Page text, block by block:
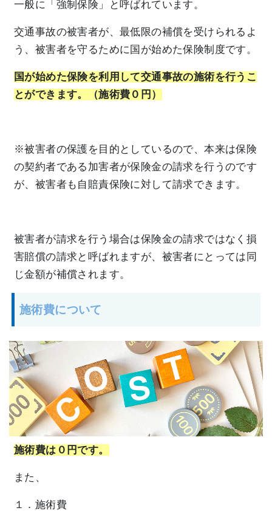
一般に「強制保険」と呼ばれています。
交通事故の被害者が、最低限の補償を受けられるよ
う、被害者を守るために国が始めた保険制度です。
国が始めた保険を利用して交通事故の施術を行うこ
とができます。（施術費０円）
※被害者の保護を目的としているので、本来は保険
の契約者である加害者が保険金の請求を行うのです
が、被害者も自賠責保険に対して請求できます。
被害者が請求を行う場合は保険金の請求ではなく損
害賠償の請求と呼ばれますが、被害者にとっては同
じ金額が補償されます。
施術費について
施術費は０円です。
また、
１．施術費